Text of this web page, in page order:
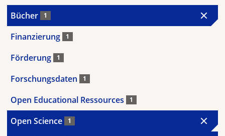
Bücher 1
Finanzierung 1
Förderung 1
Forschungsdaten 1
Open Educational Ressources 1
Open Science 1